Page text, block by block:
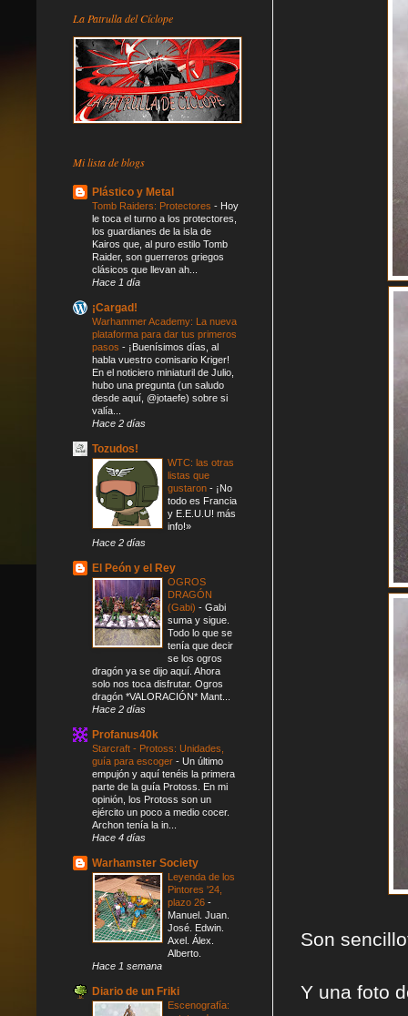
Son
Y una foto
La Patrulla del Cíclope
Mi lista de blogs
Plástico y Metal
Tomb Raiders: Protectores - Hoy
le toca el turno a los protectores,
los guardianes de la isla de
Kairos que, al puro estilo Tomb
Raider, son guerreros griegos
clásicos que llevan ah...
Hace 1 día
¡Cargad!
Warhammer Academy: La nueva
plataforma para dar tus primeros
pasos - ¡Buenísimos días, al
habla vuestro comisario Kriger!
En el noticiero miniaturil de Julio,
hubo una pregunta (un saludo
desde aquí, @jotaefe) sobre si
valía...
Hace 2 días
Tozudos!
WTC: las otras
listas que
gustaron - ¡No
todo es Francia
y E.E.U.U! más
info!»
Hace 2 días
El Peón y el Rey
OGROS
DRAGÓN
(Gabi) - Gabi
suma y sigue.
Todo lo que se
tenía que decir
se los ogros
dragón ya se dijo aquí. Ahora
solo nos toca disfrutar. Ogros
dragón *VALORACIÓN* Mant...
Hace 2 días
Profanus40k
Starcraft - Protoss: Unidades,
guía para escoger - Un último
empujón y aquí tenéis la primera
parte de la guía Protoss. En mi
opinión, los Protoss son un
ejército un poco a medio cocer.
Archon tenía la in...
Hace 4 días
Warhamster Society
Leyenda de los
Pintores '24,
plazo 26 -
Manuel. Juan.
José. Edwin.
Axel. Álex.
Alberto.
Hace 1 semana
Diario de un Friki
Escenografía: